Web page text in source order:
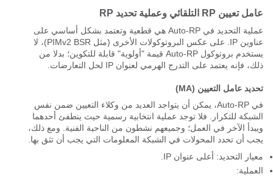
عامل تعيين RP التلقائي وعملية تحديد RP
عملية التحديد في Auto-RP هي قطعية وتعتمد بشكل أساسي على
عناوين IP. على عكس البروتوكولات الأخرى (مثل PIMv2 BSR)، لا
يستخدم بروتوكول Auto-RP قيمة "أولوية" قابلة للتكوين؛ بدلا من
ذلك، فإنه يعتمد على التدرج الهرمي لعنوان IP لحل التعارضات.
تحديد عامل التعيين (MA)
في Auto-RP، يمكن أن يتواجد العديد من وكلاء التعيين ضمن نفس
الشبكة للتكرار. فلا توجد عملية انتخابية رسمية حيث ينطفئ أحدهما
ويبدأ الآخر في العمل؛ وجميعهم نشطون من الناحية الفنية. ومع ذلك،
يجب أن تحدد المحولات في الشبكة المعلومات التي يجب أن تثق بها.
معيار التحديد: أعلى عنوان IP.
العملية: